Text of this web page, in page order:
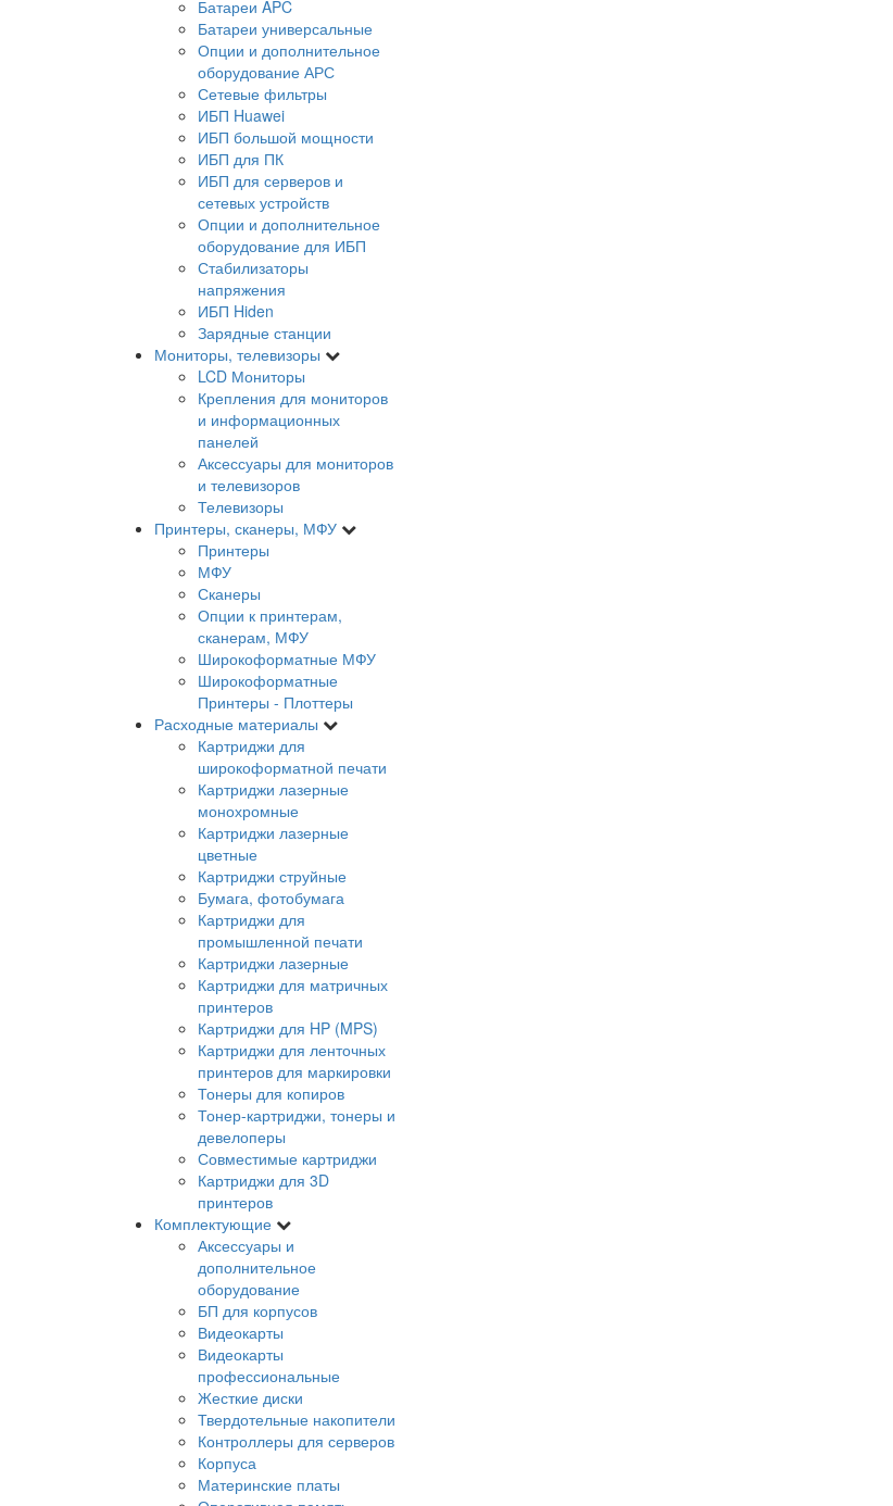
Батареи APC
Батареи универсальные
Опции и дополнительное
оборудование АРС
Сетевые фильтры
ИБП Huawei
ИБП большой мощности
ИБП для ПК
ИБП для серверов и
сетевых устройств
Опции и дополнительное
оборудование для ИБП
Стабилизаторы
напряжения
ИБП Hiden
Зарядные станции
Мониторы, телевизоры
LCD Мониторы
Крепления для мониторов
и информационных
панелей
Аксессуары для мониторов
и телевизоров
Телевизоры
Принтеры, сканеры, МФУ
Принтеры
МФУ
Сканеры
Опции к принтерам,
сканерам, МФУ
Широкоформатные МФУ
Широкоформатные
Принтеры - Плоттеры
Расходные материалы
Картриджи для
широкоформатной печати
Картриджи лазерные
монохромные
Картриджи лазерные
цветные
Картриджи струйные
Бумага, фотобумага
Картриджи для
промышленной печати
Картриджи лазерные
Картриджи для матричных
принтеров
Картриджи для HP (MPS)
Картриджи для ленточных
принтеров для маркировки
Тонеры для копиров
Тонер-картриджи, тонеры и
девелоперы
Совместимые картриджи
Картриджи для 3D
принтеров
Комплектующие
Аксессуары и
дополнительное
оборудование
БП для корпусов
Видеокарты
Видеокарты
профессиональные
Жесткие диски
Твердотельные накопители
Контроллеры для серверов
Корпуса
Материнские платы